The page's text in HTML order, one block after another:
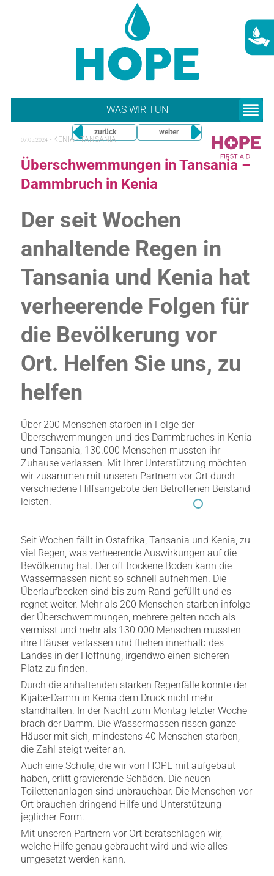
WAS WIR TUN
zurück weiter
07.05.2024 - KENIA - TANSANIA
Überschwemmungen in Tansania –
Dammbruch in Kenia
Der seit Wochen
anhaltende Regen in
Tansania und Kenia hat
verheerende Folgen für
die Bevölkerung vor
Ort. Helfen Sie uns, zu
helfen
Über 200 Menschen starben in Folge der
Überschwemmungen und des Dammbruches in Kenia
und Tansania, 130.000 Menschen mussten ihr
Zuhause verlassen. Mit Ihrer Unterstützung möchten
wir zusammen mit unseren Partnern vor Ort durch
verschiedene Hilfsangebote den Betroffenen Beistand
leisten.
Seit Wochen fällt in Ostafrika, Tansania und Kenia, zu
viel Regen, was verheerende Auswirkungen auf die
Bevölkerung hat. Der oft trockene Boden kann die
Wassermassen nicht so schnell aufnehmen. Die
Überlaufbecken sind bis zum Rand gefüllt und es
regnet weiter. Mehr als 200 Menschen starben infolge
der Überschwemmungen, mehrere gelten noch als
vermisst und mehr als 130.000 Menschen mussten
ihre Häuser verlassen und fliehen innerhalb des
Landes in der Hoffnung, irgendwo einen sicheren
Platz zu finden.
Durch die anhaltenden starken Regenfälle konnte der
Kijabe-Damm in Kenia dem Druck nicht mehr
standhalten. In der Nacht zum Montag letzter Woche
brach der Damm. Die Wassermassen rissen ganze
Häuser mit sich, mindestens 40 Menschen starben,
die Zahl steigt weiter an.
Auch eine Schule, die wir von HOPE mit aufgebaut
haben, erlitt gravierende Schäden. Die neuen
Toilettenanlagen sind unbrauchbar. Die Menschen vor
Ort brauchen dringend Hilfe und Unterstützung
jeglicher Form.
Mit unseren Partnern vor Ort beratschlagen wir,
welche Hilfe genau gebraucht wird und wie alles
umgesetzt werden kann.